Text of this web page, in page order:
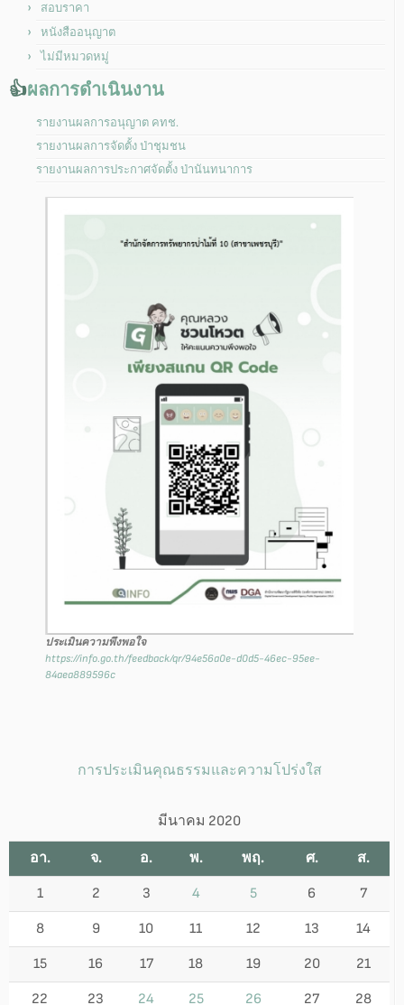
สอบราคา
หนังสืออนุญาต
ไม่มีหมวดหมู่
👍ผลการดำเนินงาน
รายงานผลการอนุญาต คทช.
รายงานผลการจัดตั้ง ป่าชุมชน
รายงานผลการประกาศจัดตั้ง ป่านันทนาการ
ประเมินความพึงพอใจ
https://info.go.th/feedback/qr/94e56a0e-d0d5-46ec-95ee-
84aea889596c
การประเมินคุณธรรมและความโปร่งใส
มีนาคม 2020
อา. จ. อ. พ. พฤ. ศ. ส.
1 2 3 4 5 6 7
8 9 10 11 12 13 14
15 16 17 18 19 20 21
22 23 24 25 26 27 28